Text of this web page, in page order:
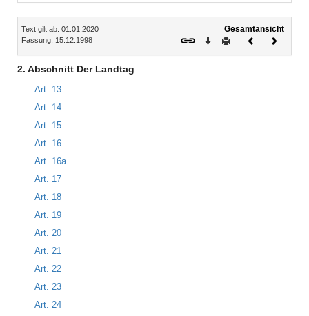
Inhalt
Text gilt ab: 01.01.2020
Fassung: 15.12.1998
Gesamtansicht
Download
DruckenVorheriges
2. Abschnitt Der Landtag
Art. 13
Art. 14
Art. 15
Art. 16
Art. 16a
Art. 17
Art. 18
Art. 19
Art. 20
Art. 21
Art. 22
Art. 23
Art. 24